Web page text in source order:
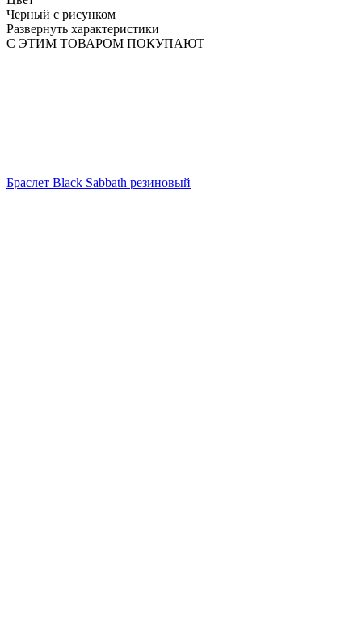
Черный с рисунком
Развернуть характеристики
С ЭТИМ ТОВАРОМ ПОКУПАЮТ
Браслет Black Sabbath резиновый